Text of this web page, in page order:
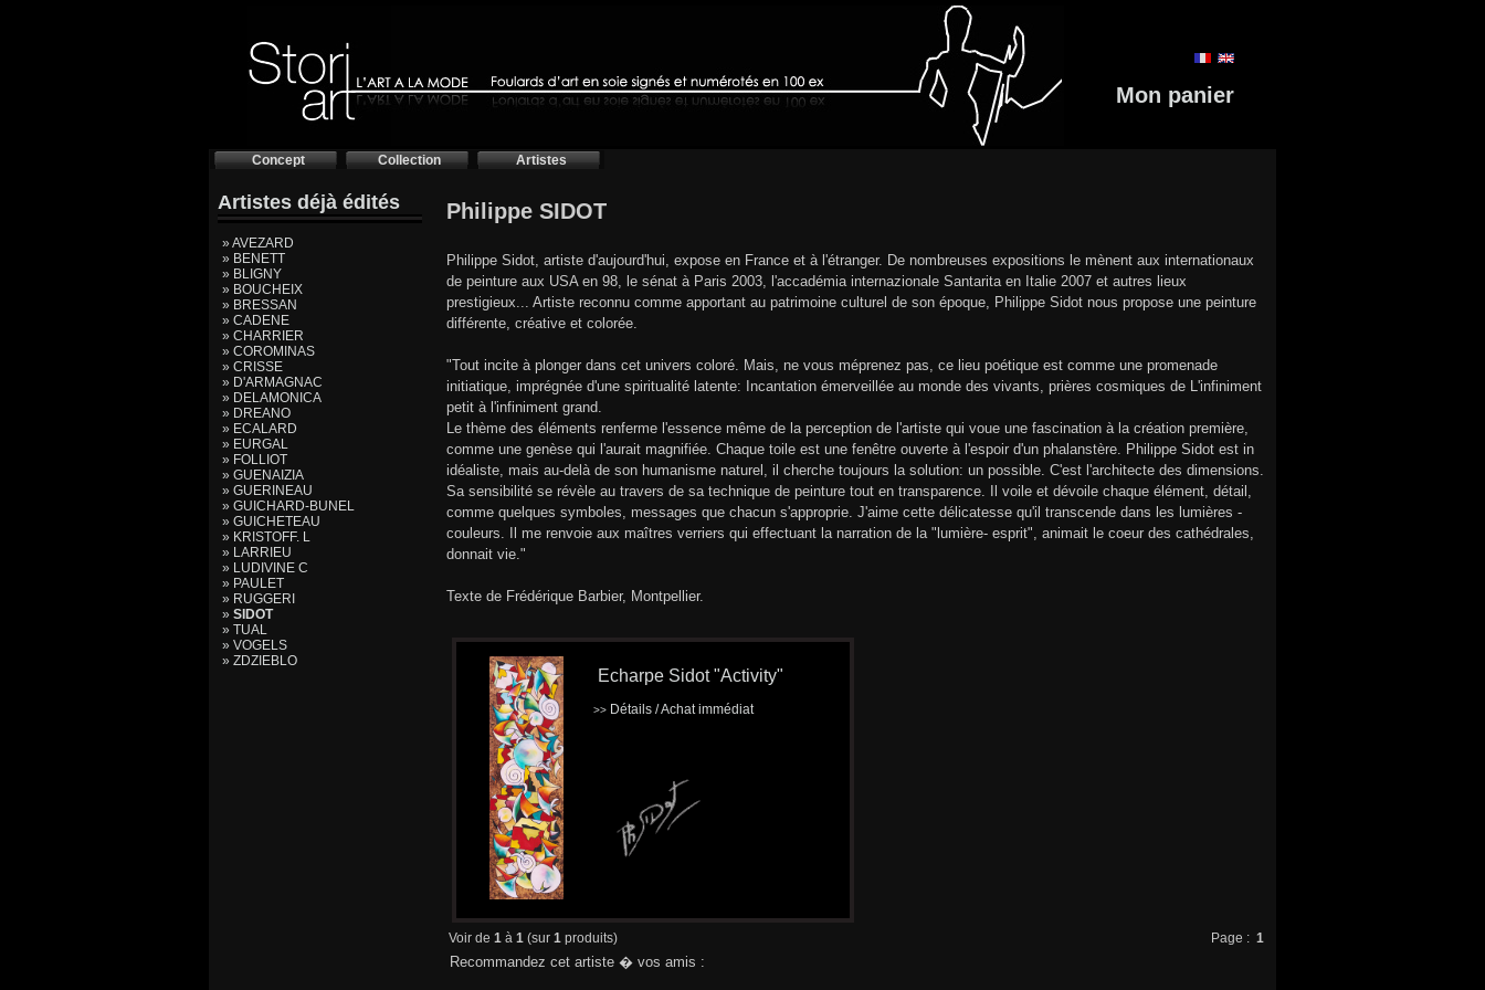
Mon panier
Concept Collection Artistes
Artistes déjà édités
» AVEZARD
» BENETT
» BLIGNY
» BOUCHEIX
» BRESSAN
» CADENE
» CHARRIER
» COROMINAS
» CRISSE
» D'ARMAGNAC
» DELAMONICA
» DREANO
» ECALARD
» EURGAL
» FOLLIOT
» GUENAIZIA
» GUERINEAU
» GUICHARD-BUNEL
» GUICHETEAU
» KRISTOFF. L
» LARRIEU
» LUDIVINE C
» PAULET
» RUGGERI
» SIDOT
» TUAL
» VOGELS
» ZDZIEBLO
Philippe SIDOT
Philippe Sidot, artiste d'aujourd'hui, expose en France et à l'étranger. De nombreuses expositions le mènent aux internationaux
de peinture aux USA en 98, le sénat à Paris 2003, l'accadémia internazionale Santarita en Italie 2007 et autres lieux
prestigieux... Artiste reconnu comme apportant au patrimoine culturel de son époque, Philippe Sidot nous propose une peinture
différente, créative et colorée.
"Tout incite à plonger dans cet univers coloré. Mais, ne vous méprenez pas, ce lieu poétique est comme une promenade
initiatique, imprégnée d'une spiritualité latente: Incantation émerveillée au monde des vivants, prières cosmiques de L'infiniment
petit à l'infiniment grand.
Le thème des éléments renferme l'essence même de la perception de l'artiste qui voue une fascination à la création première,
comme une genèse qui l'aurait magnifiée. Chaque toile est une fenêtre ouverte à l'espoir d'un phalanstère. Philippe Sidot est in
idéaliste, mais au-delà de son humanisme naturel, il cherche toujours la solution: un possible. C'est l'architecte des dimensions.
Sa sensibilité se révèle au travers de sa technique de peinture tout en transparence. Il voile et dévoile chaque élément, détail,
comme quelques symboles, messages que chacun s'approprie. J'aime cette délicatesse qu'il transcende dans les lumières -
couleurs. Il me renvoie aux maîtres verriers qui effectuant la narration de la "lumière- esprit", animait le coeur des cathédrales,
donnait vie."
Texte de Frédérique Barbier, Montpellier.
Echarpe Sidot "Activity"
>> Détails / Achat immédiat
Voir de 1 à 1 (sur 1 produits) Page : 1
Recommandez cet artiste � vos amis :